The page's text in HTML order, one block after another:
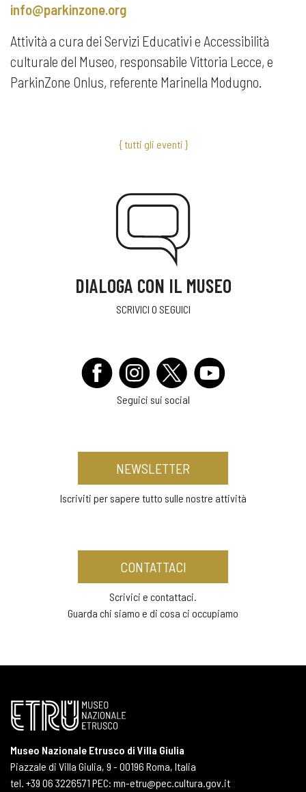
info@parkinzone.org
Attività a cura dei Servizi Educativi e Accessibilità
culturale del Museo, responsabile Vittoria Lecce, e
ParkinZone Onlus, referente Marinella Modugno.
{ tutti gli eventi }
DIALOGA CON IL MUSEO
SCRIVICI O SEGUICI
Seguici sui social
NEWSLETTER
Iscriviti per sapere tutto sulle nostre attività
CONTATTACI
Scrivici e contattaci.
Guarda chi siamo e di cosa ci occupiamo
Museo Nazionale Etrusco di Villa Giulia
Piazzale di Villa Giulia, 9 - 00196 Roma, Italia
tel. +39 06 3226571 PEC: mn-etru@pec.cultura.gov.it